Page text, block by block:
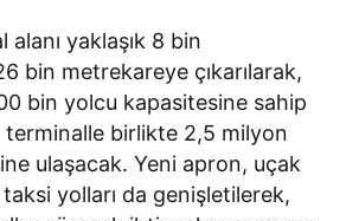
yaklaşık 8 bin
bin metrekareye çıkarılarak,
bin yolcu kapasitesine sahip
terminalle birlikte 2,5 milyon
ulaşacak. Yeni apron, uçak
yolları da genişletilerek,